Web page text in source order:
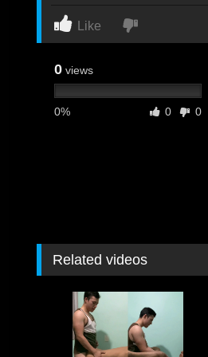
Like
0 views
0% 0 0
Related videos